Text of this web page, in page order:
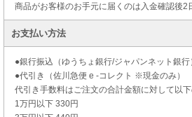
商品がお客様のお手元に届くのは入金確認後2
お支払い方法
●銀行振込（ゆうちょ銀行/ジャパンネット銀行
●代引き（佐川急便 e -コレクト ※現金のみ）
代引き手数料はご注文の合計金額に対して以下
1万円以下 330円